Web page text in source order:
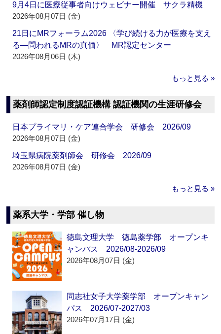
9月4日に医療従事者向けウェビナー開催 サクラ精機
2026年08月07日 (金)
21日にMRフォーラム2026 〈学び続ける力が医療を支え
る―問われるMRの真価〉 MR認定センター
2026年08月06日 (木)
もっと見る »
薬剤師認定制度認証機構 認証機関の生涯研修会
日本プライマリ・ケア連合学会 研修会 2026/09
2026年08月07日 (金)
埼玉県病院薬剤師会 研修会 2026/09
2026年08月07日 (金)
もっと見る »
薬系大学・学部 催し物
徳島文理大学 徳島薬学部 オープンキ
ャンパス 2026/08-2026/09
2026年08月07日 (金)
同志社女子大学薬学部 オープンキャン
パス 2026/07-2027/03
2026年07月17日 (金)